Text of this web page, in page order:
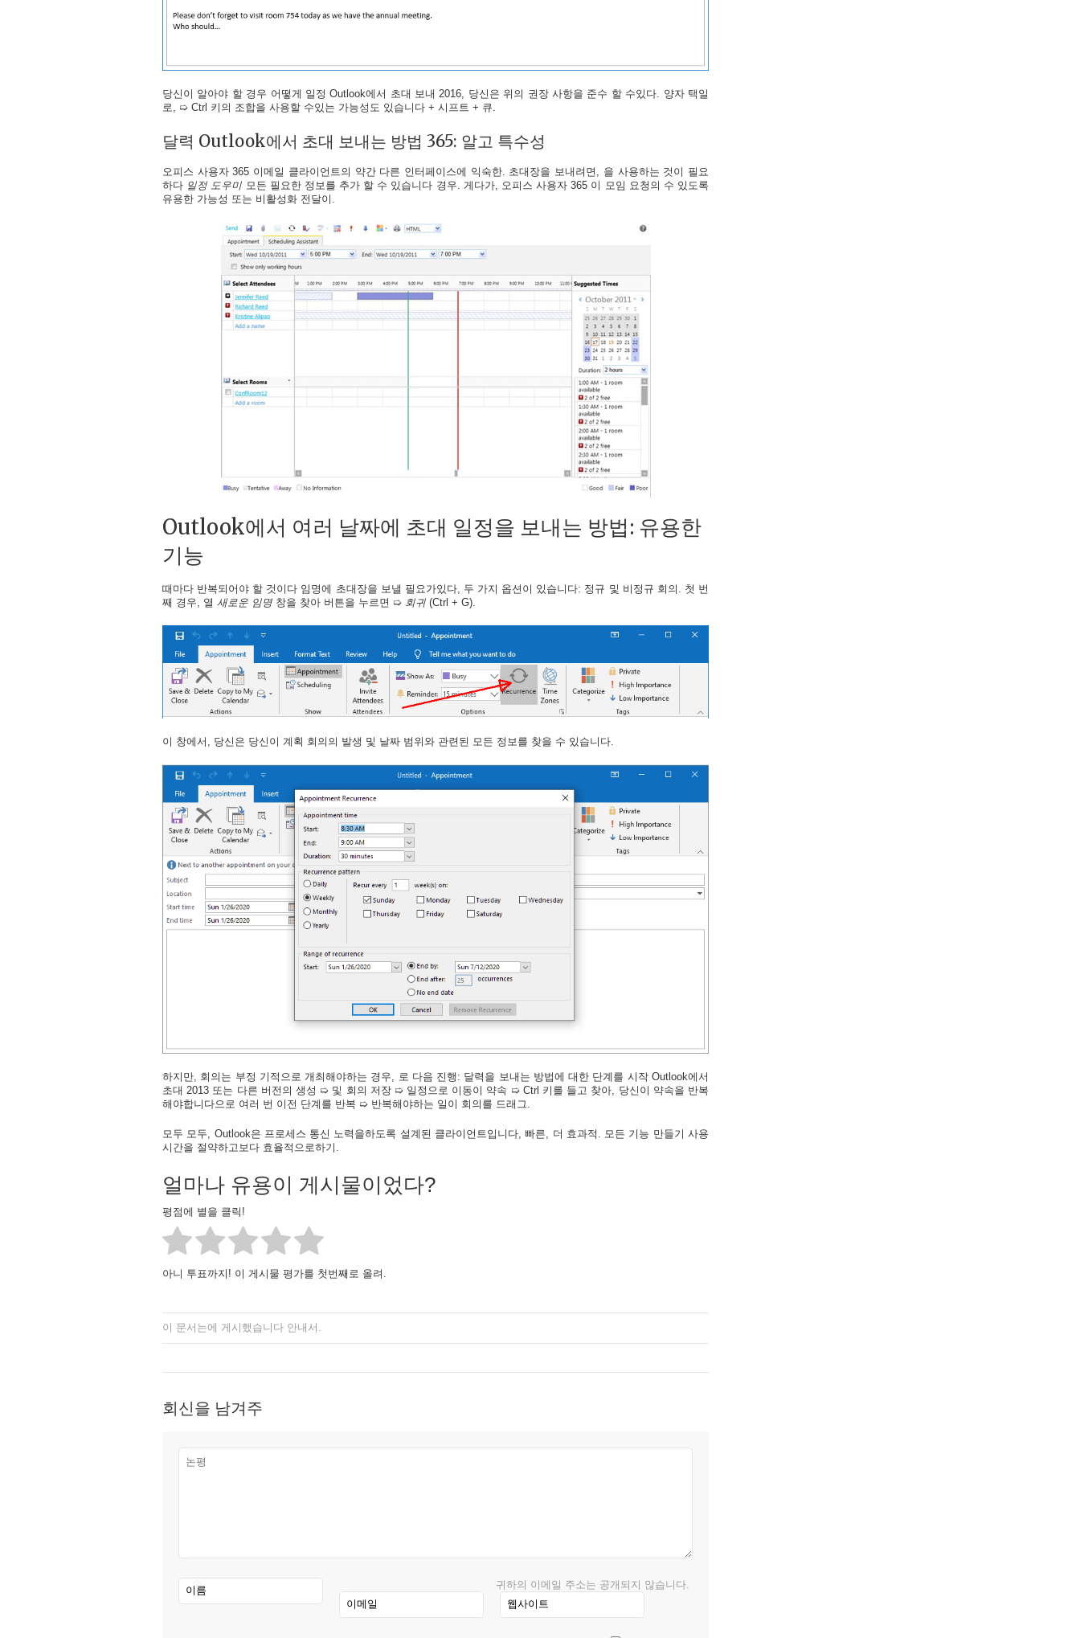
당신이 알아야 할 경우 어떻게 일정 Outlook에서 초대 보내 2016, 당신은 위의 권장 사항을 준수 할 수있다. 양자 택일
로, ➯ Ctrl 키의 조합을 사용할 수있는 가능성도 있습니다 + 시프트 + 큐.
달력 Outlook에서 초대 보내는 방법 365: 알고 특수성
오피스 사용자 365 이메일 클라이언트의 약간 다른 인터페이스에 익숙한. 초대장을 보내려면, 을 사용하는 것이 필요
하다 일정 도우미 모든 필요한 정보를 추가 할 수 있습니다 경우. 게다가, 오피스 사용자 365 이 모임 요청의 수 있도록
유용한 가능성 또는 비활성화 전달이.
Outlook에서 여러 날짜에 초대 일정을 보내는 방법: 유용한
기능
때마다 반복되어야 할 것이다 임명에 초대장을 보낼 필요가있다, 두 가지 옵션이 있습니다: 정규 및 비정규 회의. 첫 번
째 경우, 열 새로운 임명 창을 찾아 버튼을 누르면 ➯ 회귀 (Ctrl + G).
이 창에서, 당신은 당신이 계획 회의의 발생 및 날짜 범위와 관련된 모든 정보를 찾을 수 있습니다.
하지만, 회의는 부정 기적으로 개최해야하는 경우, 로 다음 진행: 달력을 보내는 방법에 대한 단계를 시작 Outlook에서
초대 2013 또는 다른 버전의 생성 ➯ 및 회의 저장 ➯ 일정으로 이동이 약속 ➯ Ctrl 키를 들고 찾아, 당신이 약속을 반복
해야합니다으로 여러 번 이전 단계를 반복 ➯ 반복해야하는 일이 회의를 드래그.
모두 모두, Outlook은 프로세스 통신 노력을하도록 설계된 클라이언트입니다, 빠른, 더 효과적. 모든 기능 만들기 사용
시간을 절약하고보다 효율적으로하기.
얼마나 유용이 게시물이었다?
평점에 별을 클릭!
아니 투표까지! 이 게시물 평가를 첫번째로 올려.
이 문서는에 게시했습니다 안내서
회신을 남겨주
귀하의 이메일 주소는 공개되지 않습니다.